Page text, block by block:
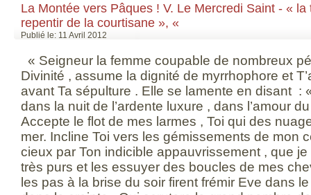
La Montée vers Pâques ! V. Le Mercredi Saint - «
repentir de la courtisane », «
Publié le: 11 Avril 2012
« Seigneur la femme coupable de nombreux
Divinité , assume la dignité de myrrhophore et
avant Ta sépulture . Elle se lamente en disant :
dans la nuit de l’ardente luxure , dans l’amour
Accepte le flot de mes larmes , Toi qui des
mer. Incline Toi vers les gémissements de mon
cieux par Ton indicible appauvrissement , que
très purs et les essuyer des boucles de mes
les pas à la brise du soir firent frémir Eve dans